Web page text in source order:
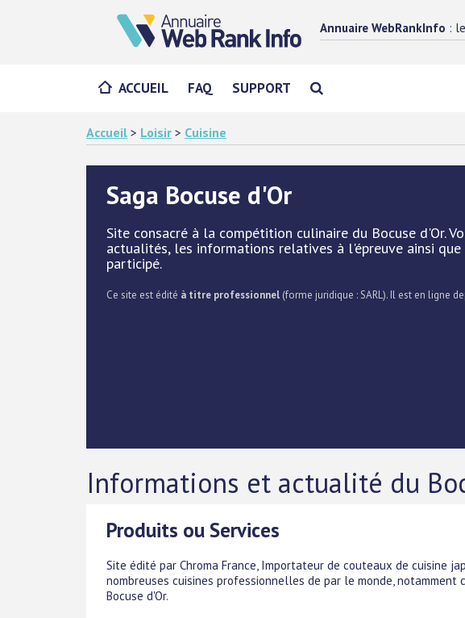
Annuaire WebRankInfo :
ACCUEIL FAQ SUPPORT
Accueil > Loisir > Cuisine
Saga Bocuse d'Or
Site consacré à la compétition culinaire du Bocuse d'Or.
actualités, les informations relatives à l'épreuve ainsi
participé.
Ce site est édité à titre professionnel (forme juridique : SARL). Il est en ligne
Informations et actualité du
Produits ou Services
Site édité par Chroma France, Importateur de couteaux de cuisine
nombreuses cuisines professionnelles de par le monde,
Bocuse d'Or.